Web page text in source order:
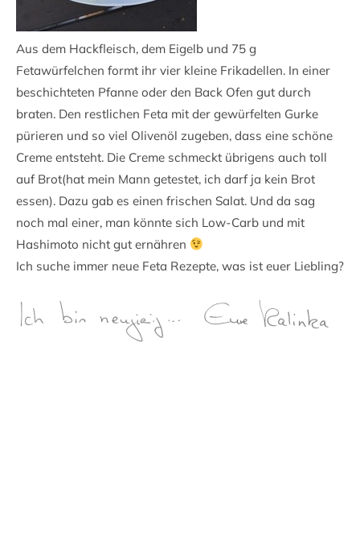
Aus dem Hackfleisch, dem Eigelb und 75 g
Fetawürfelchen formt ihr vier kleine Frikadellen. In einer
beschichteten Pfanne oder den Back Ofen gut durch
braten. Den restlichen Feta mit der gewürfelten Gurke
pürieren und so viel Olivenöl zugeben, dass eine schöne
Creme entsteht. Die Creme schmeckt übrigens auch toll
auf Brot(hat mein Mann getestet, ich darf ja kein Brot
essen). Dazu gab es einen frischen Salat. Und da sag
noch mal einer, man könnte sich Low-Carb und mit
Hashimoto nicht gut ernähren
Ich suche immer neue Feta Rezepte, was ist euer Liebling?